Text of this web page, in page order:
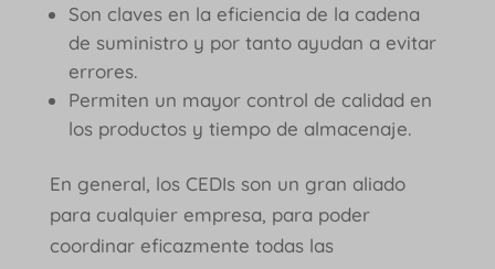
Son claves en la eficiencia de la cadena
de suministro y por tanto ayudan a evitar
errores.
Permiten un mayor control de calidad en
los productos y tiempo de almacenaje.
En general, los CEDIs son un gran aliado
para cualquier empresa, para poder
coordinar eficazmente todas las